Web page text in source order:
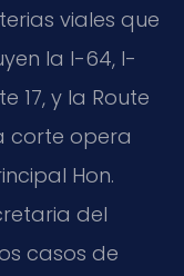
viales que
la I-64, I-
17, y la Route
corte opera
Hon.
del
casos de